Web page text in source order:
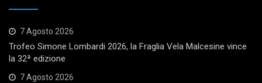
7 Agosto 2026
Trofeo Simone Lombardi 2026, la Fraglia Vela Malcesine vince
la 32ª edizione
7 Agosto 2026